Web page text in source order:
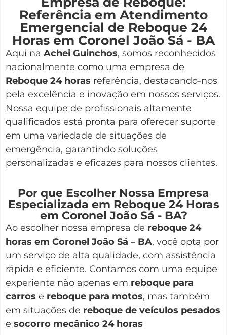
Referência em Atendimento
Emergencial de Reboque 24
Horas em Coronel João Sá - BA
Aqui na Achei Guinchos, somos reconhecidos
nacionalmente como uma empresa de
Reboque 24 horas referência, destacando-nos
pela excelência e inovação em nossos serviços.
Nossa equipe de profissionais altamente
qualificados está pronta para oferecer suporte
em uma variedade de situações de
emergência, garantindo soluções
personalizadas e eficazes para nossos clientes.
Por que Escolher Nossa Empresa
Especializada em Reboque 24 Horas
em Coronel João Sá - BA?
Ao escolher nossa empresa de reboque 24
horas em Coronel João Sá – BA, você opta por
um serviço de alta qualidade, com assistência
rápida e eficiente. Contamos com uma equipe
experiente não apenas em reboque para
carros e reboque para motos, mas também
em situações de reboque de veículos pesados
e socorro mecânico 24 horas